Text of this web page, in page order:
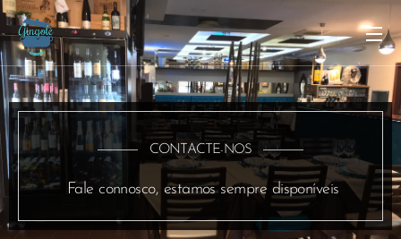
CONTACTE-NOS
Fale connosco, estamos sempre disponíveis